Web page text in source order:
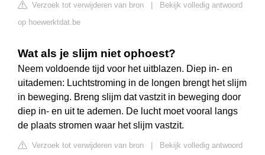
Verzoek tot verwijderen van bron
Bekijk volledig antwoord
op hoewerktdat.be
Wat als je slijm niet ophoest?
Neem voldoende tijd voor het uitblazen. Diep in- en
uitademen: Luchtstroming in de longen brengt het slijm
in beweging. Breng slijm dat vastzit in beweging door
diep in- en uit te ademen. De lucht moet vooral langs
de plaats stromen waar het slijm vastzit.
Verzoek tot verwijderen van bron
Bekijk volledig antwoord